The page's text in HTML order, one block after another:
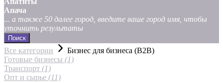
Апача
... а также 50 далее город, введите ваше город имя, чтобы
уточнить результаты
Поиск
Все категории
Бизнес для бизнеса (B2B)
Готовые бизнесы (1)
Транспорт (1)
Опт и сырье (11)